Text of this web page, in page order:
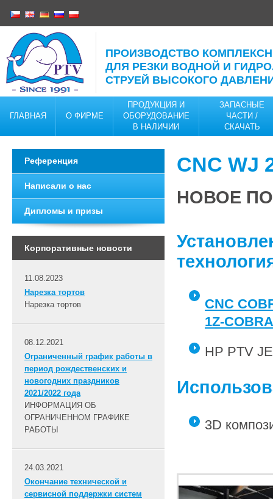
ГЛАВНАЯ О ФИРМЕ
ПРОДУКЦИЯ И
ОБОРУДОВАНИЕ
В НАЛИЧИИ
ЗАПАСНЫЕ
ЧАСТИ /
CКАЧАТЬ
КОНТАКТЫ
ПРОИЗВОДСТВО
ДЛЯ РЕЗКИ ВОДНОЙ И
СТРУЕЙ ВЫСОКОГО
Pеференция
Написали о нас
Дипломы и призы
Корпоративные новости
11.08.2023
Нарезка тортов
Нарезка тортов
08.12.2021
Ограниченный график работы в
период рождественских и
новогодних праздников
2021/2022 года
ИНФОРМАЦИЯ ОБ
ОГРАНИЧЕННОМ ГРАФИКЕ
РАБОТЫ
24.03.2021
Окончание технической и
сервисной поддержки систем
CNC WJ
НОВОЕ
CNC
1Z-
HP PTV
3D